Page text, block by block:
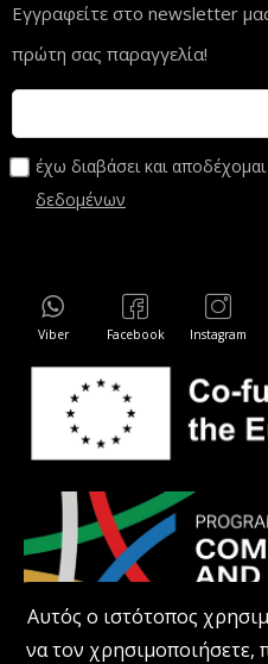
Εγγραφείτε στο newsletter
πρώτη σας παραγγελία!
έχω διαβάσει και
δεδομένων
Viber Facebook Instagram
Αυτός ο ιστότοπος
να τον χρησιμοποιήσετε,